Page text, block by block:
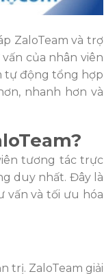
ZaloTeam và trợ
của nhân viên
tự động tổng hợp
nhanh hơn và
tương tác trực
duy nhất. Đây là
vấn và tối ưu hóa
trị. ZaloTeam giải